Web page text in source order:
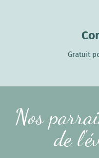
Gratuit
Nos
de